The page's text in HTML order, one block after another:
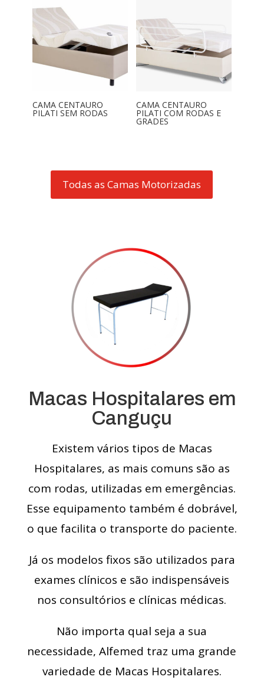
CAMA CENTAURO
PILATI SEM RODAS
CAMA CENTAURO
PILATI COM RODAS E
GRADES
Todas as Camas Motorizadas
Macas Hospitalares em
Canguçu
Existem vários tipos de Macas
Hospitalares, as mais comuns são as
com rodas, utilizadas em emergências.
Esse equipamento também é dobrável,
o que facilita o transporte do paciente.
Já os modelos fixos são utilizados para
exames clínicos e são indispensáveis
nos consultórios e clínicas médicas.
Não importa qual seja a sua
necessidade, Alfemed traz uma grande
variedade de Macas Hospitalares.